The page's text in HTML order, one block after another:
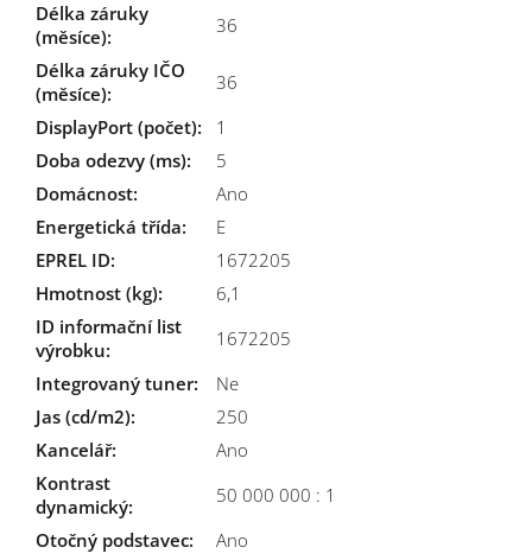
Délka záruky
(měsíce):
36
Délka záruky IČO
(měsíce):
36
DisplayPort (počet):
1
Doba odezvy (ms):
5
Domácnost:
Ano
Energetická třída:
E
EPREL ID:
1672205
Hmotnost (kg):
6,1
ID informační list
výrobku:
1672205
Integrovaný tuner:
Ne
Jas (cd/m2):
250
Kancelář:
Ano
Kontrast
dynamický:
50 000 000 : 1
Otočný podstavec:
Ano